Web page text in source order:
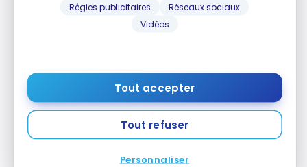
Régies publicitaires
Réseaux sociaux
Vidéos
Tout accepter
Tout refuser
Personnaliser
Puis, selon votre carte de crédit, vous obtenez 50 %
de plus de points TD ou points Aéroplan pour
carte Visa Infinite TD Classe ultime
Voyagesdonnera4,5 points TD(au lieu de 3
points TD)
ou unecarte Visa Infinite Privilège TD Aeroplan
2,25 points Aéroplan